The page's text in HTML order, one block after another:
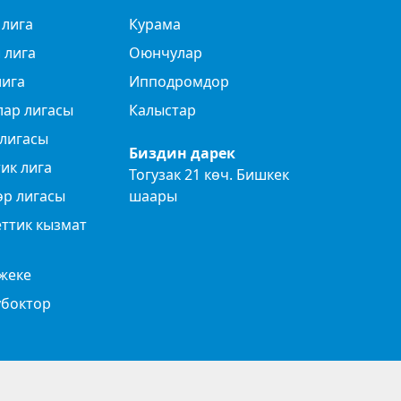
лигасы
лига
лигасы
кызмат
Курама
Оюнчулар
Ипподромдор
Калыстар
Биздин дарек
Тогузак 21 көч. Бишкек
шаары